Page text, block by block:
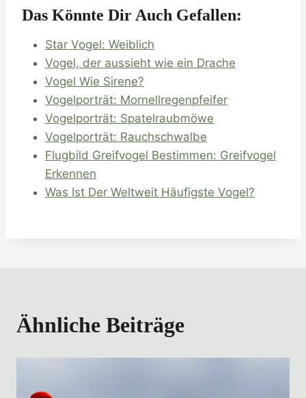
Das Könnte Dir Auch Gefallen:
Star Vogel: Weiblich
Vogel, der aussieht wie ein Drache
Vogel Wie Sirene?
Vogelporträt: Mornellregenpfeifer
Vogelporträt: Spatelraubmöwe
Vogelporträt: Rauchschwalbe
Flugbild Greifvogel Bestimmen: Greifvogel
Erkennen
Was Ist Der Weltweit Häufigste Vogel?
Ähnliche Beiträge